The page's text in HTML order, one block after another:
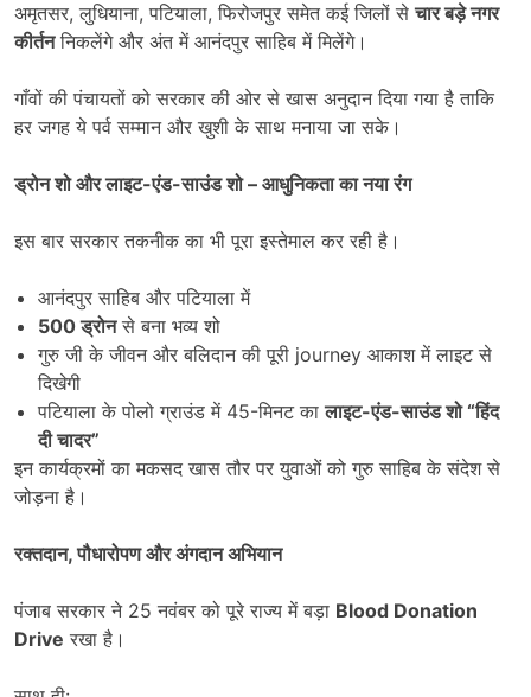
अमृतसर, लुधियाना, पटियाला, फिरोजपुर समेत कई जिलों सेचार बड़े नगर
कीर्तननिकलेंगे और अंत में आनंदपुर साहिब में मिलेंगे।
गाँवों की पंचायतों को सरकार की ओर से खास अनुदान दिया गया है ताकि
हर जगह ये पर्व सम्मान और खुशी के साथ मनाया जा सके।
ड्रोन शो और लाइट-एंड-साउंड शो– आधुनिकता का नया रंग
इस बार सरकार तकनीक का भी पूरा इस्तेमाल कर रही है।
आनंदपुर साहिब और पटियाला में
500ड्रोनसे बना भव्य शो
गुरु जी के जीवन और बलिदान की पूरी journey आकाश में लाइट से
दिखेगी
पटियाला के पोलो ग्राउंड में 45-मिनट कालाइट-एंड-साउंड शो “हिंद
दी चादर”
इन कार्यक्रमों का मकसद खास तौर पर युवाओं को गुरु साहिब के संदेश से
जोड़ना है।
रक्तदान,पौधारोपण और अंगदान अभियान
पंजाब सरकार ने 25 नवंबर को पूरे राज्य में बड़ा Blood Donation
Drive रखा है।